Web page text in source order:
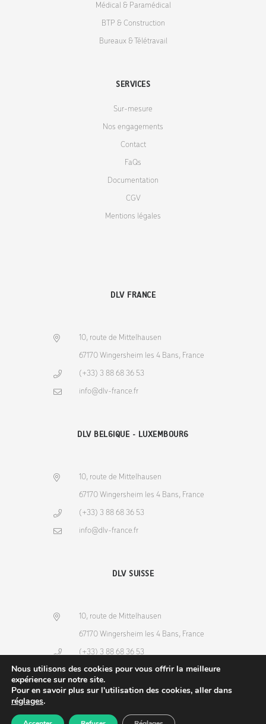
Médical & Paramédical
BTP & Construction
Bureaux & Télétravail
SERVICES
Sur-mesure
Nos engagements
Contact
FaQs
Documentation
CGV
Mentions légales
DLV FRANCE
10, route de Mittelhausen
67170 Wingersheim les 4 Bans, France
(+33) 3 88 68 36 53
info@dlv-france.fr
DLV BELGIQUE - LUXEMBOURG
10, route de Mittelhausen
67170 Wingersheim les 4 Bans, France
(+33) 3 88 68 36 53
info@dlv-france.fr
DLV SUISSE
10, route de Mittelhausen
67170 Wingersheim les 4 Bans, France
(+33) 3 88 68 36 53
info@dlv-france.fr
Nous utilisons des cookies pour vous offrir la meilleure
expérience sur notre site.
Pour en savoir plus sur l'utilisation des cookies, aller dans
réglages.